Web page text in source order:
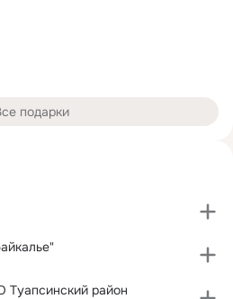
подарки
Туапсинский район